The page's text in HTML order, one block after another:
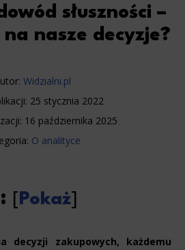
słuszności –
nasze decyzje?
Widzialni.pl
25 stycznia 2022
16 października 2025
O analityce
Pokaż
decyzji zakupowych, każdemu